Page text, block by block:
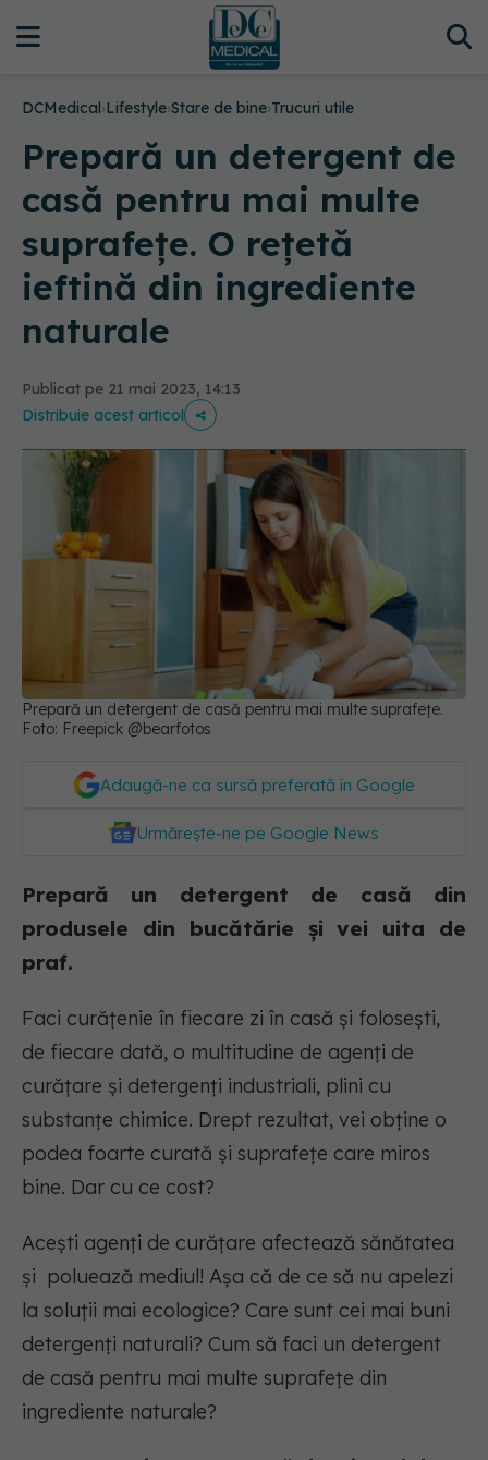
DCMedical›Lifestyle›Stare de bine›Trucuri utile
Prepară un detergent de
casă pentru mai multe
suprafețe. O rețetă
ieftină din ingrediente
naturale
Publicat pe 21 mai 2023, 14:13
Distribuie acest articol
Prepară un detergent de casă pentru mai multe suprafețe.
Foto: Freepick @bearfotos
Adaugă-ne ca sursă preferată în Google
Urmărește-ne pe Google News
Prepară un detergent de casă din
produsele din bucătărie și vei uita de
praf.
Faci curățenie în fiecare zi în casă și folosești,
de fiecare dată, o multitudine de agenți de
curățare și detergenți industriali, plini cu
substanțe chimice. Drept rezultat, vei obține o
podea foarte curată și suprafețe care miros
bine. Dar cu ce cost?
Acești agenți de curățare afectează sănătatea
și poluează mediul! Așa că de ce să nu apelezi
la soluții mai ecologice? Care sunt cei mai buni
detergenți naturali? Cum să faci un detergent
de casă pentru mai multe suprafețe din
ingrediente naturale?